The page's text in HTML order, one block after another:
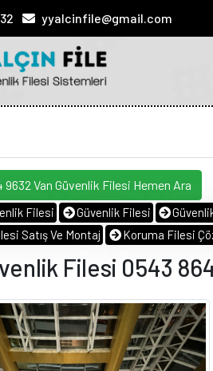
yyalcinfile@gmail.com
9632 Van Güvenlik Filesi Hemen Ara
Filesi Güvenlik Filesi
Satış Ve Montaj
Koruma Filesi
Filesi 0543